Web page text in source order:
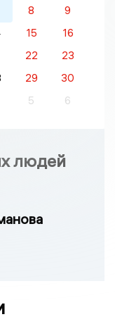
8
9
15
16
22
23
29
30
5 6
людей